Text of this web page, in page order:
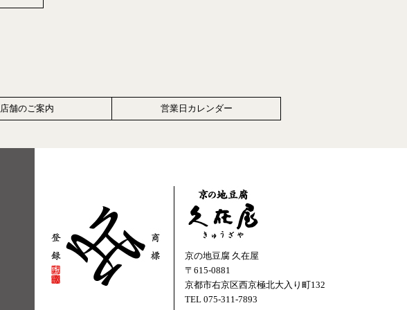
店舗のご案内 営業日カレンダー
京の地豆腐 久在屋
〒615-0881
京都市右京区西京極北大入り町132
TEL 075-311-7893